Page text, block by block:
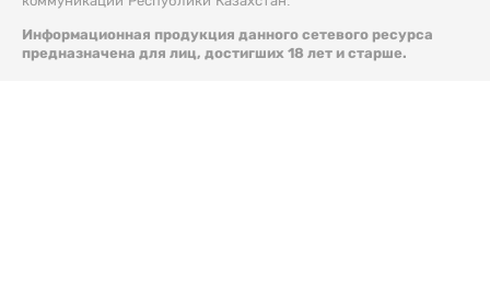
Информационная продукция данного сетевого ресурса
предназначена для лиц, достигших 18 лет и старше.